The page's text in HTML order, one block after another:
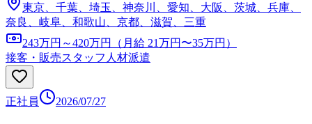
東京、千葉、埼玉、神奈川、愛知、大阪、茨城、兵庫、
奈良、岐阜、和歌山、京都、滋賀、三重
243万円～420万円（月給 21万円〜35万円）
接客・販売スタッフ 人材派遣
正社員 2026/07/27